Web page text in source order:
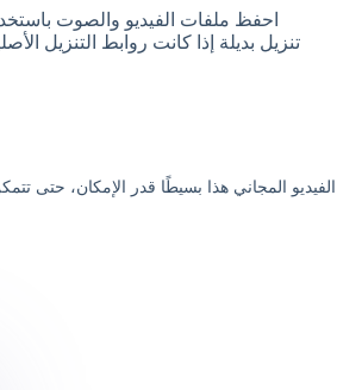
احفظ ملفات الفيديو والصوت
تنزيل بديلة إذا كانت روابط التنزيل
المجاني هذا بسيطًا قدر الإمكان، حتى